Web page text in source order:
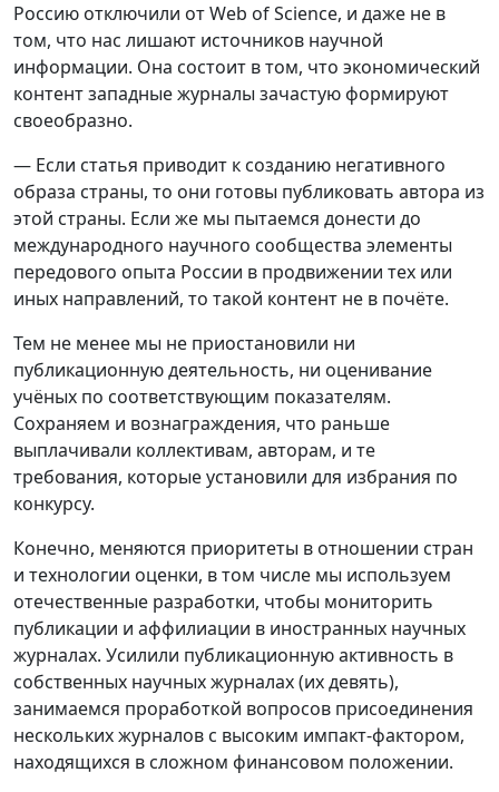
Россию отключили от Web of Science, и даже не в
том, что нас лишают источников научной
информации. Она состоит в том, что экономический
контент западные журналы зачастую формируют
своеобразно.
— Если статья приводит к созданию негативного
образа страны, то они готовы публиковать автора из
этой страны. Если же мы пытаемся донести до
международного научного сообщества элементы
передового опыта России в продвижении тех или
иных направлений, то такой контент не в почёте.
Тем не менее мы не приостановили ни
публикационную деятельность, ни оценивание
учёных по соответствующим показателям.
Сохраняем и вознаграждения, что раньше
выплачивали коллективам, авторам, и те
требования, которые установили для избрания по
конкурсу.
Конечно, меняются приоритеты в отношении стран
и технологии оценки, в том числе мы используем
отечественные разработки, чтобы мониторить
публикации и аффилиации в иностранных научных
журналах. Усилили публикационную активность в
собственных научных журналах (их девять),
занимаемся проработкой вопросов присоединения
нескольких журналов с высоким импакт-фактором,
находящихся в сложном финансовом положении.